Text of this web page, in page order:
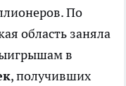
По
область заняла
в
, получивших